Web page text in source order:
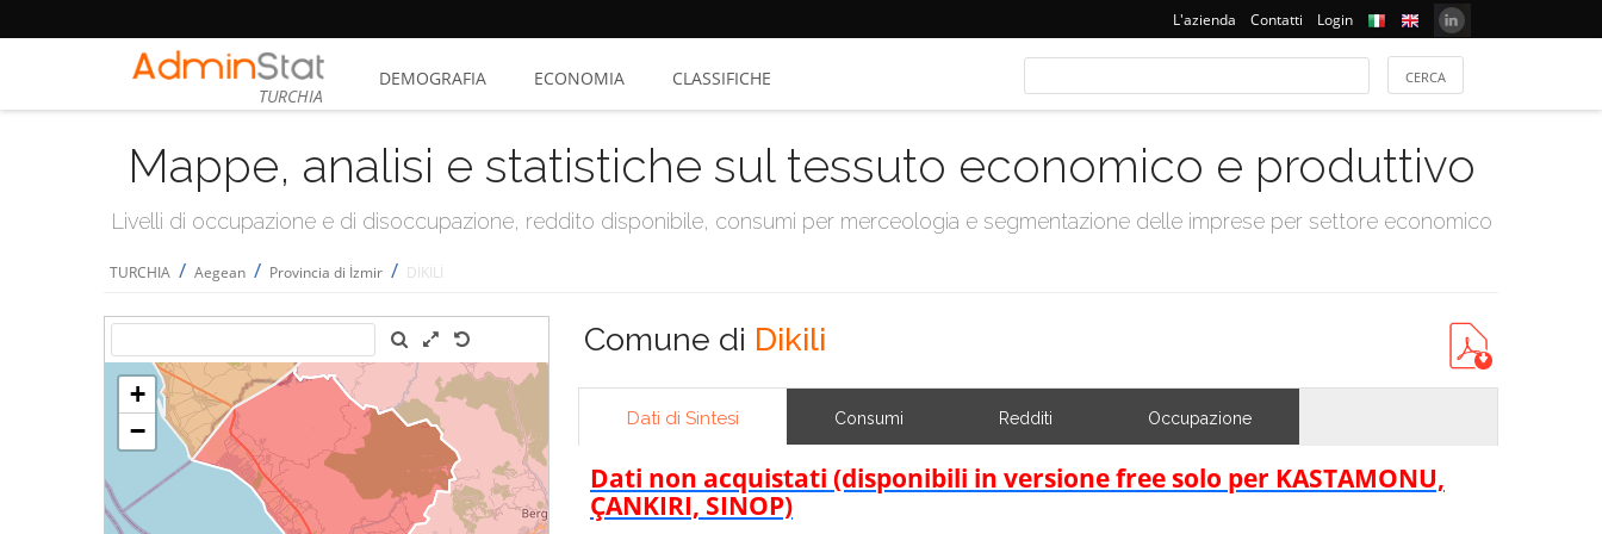
L'azienda Contatti Login
TURCHIA
DEMOGRAFIA ECONOMIA CLASSIFICHE
Mappe, analisi e statistiche sul tessuto economico e produttivo
Livelli di occupazione e di disoccupazione, reddito disponibile, consumi per merceologia e segmentazione delle imprese per settore economico
TURCHIA / Aegean / Provincia di İzmir / DİKİLİ
Comune di Dikili
Dati di Sintesi Consumi Redditi Occupazione
Dati non acquistati (disponibili in versione free solo per KASTAMONU,
ÇANKIRI, SINOP)